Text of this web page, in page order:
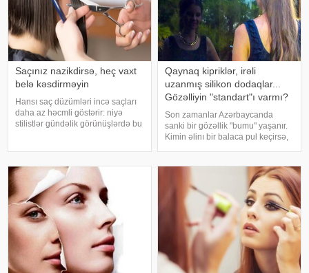
Saçınız nazikdirsə, heç vaxt
belə kəsdirməyin
Hansı saç düzümləri incə saçları
daha az həcmli göstərir: niyə
stilistlər gündəlik görünüşlərdə bu
hansı saç kəsimləri uyğu
Qaynaq kipriklər, irəli
uzanmış silikon dodaqlar...
Gözəlliyin "standart"ı varmı?
Son zamanlar Azərbaycanda
sanki bir gözəllik "bumu" yaşanır.
Kimin əlinı bir balaca pul keçirsə,
əlindən çıxdığı üçün hamı bir-